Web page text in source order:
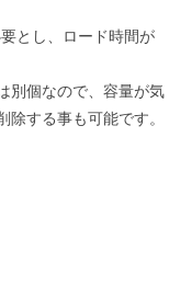
とし、ロード時間が
別個なので、容量が気
する事も可能です。